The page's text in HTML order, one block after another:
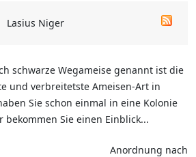
Lasius Niger
schwarze Wegameise genannt ist die
und verbreitetste Ameisen-Art in
Sie schon einmal in eine Kolonie
bekommen Sie einen Einblick...
Anordnung nach